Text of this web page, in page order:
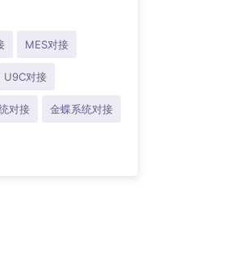
MES对接
U9C对接
对接 金蝶系统对接